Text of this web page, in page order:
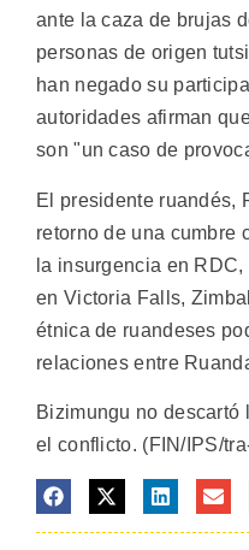
ante la caza de brujas
personas de origen
han negado su
autoridades afirman
son "un caso de
El presidente ruandés,
retorno de una cumbre
la insurgencia en
en Victoria Falls,
étnica de ruandeses
relaciones entre
Bizimungu no
el conflicto. (FIN/IPS/